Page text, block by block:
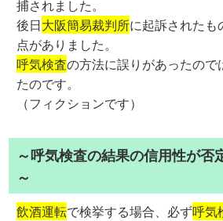
捕されました。
後日大阪簡易裁判所に起訴されたも
点がありました。
呼気検査の方法に誤りがあったので
たのです。
（フィクションです）
～呼気検査の結果の信用性が否
～
飲酒運転で検挙する場合、必ず呼気